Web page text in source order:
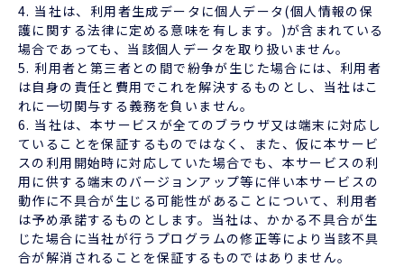
4. 当社は、利用者生成データに個人データ(個人情報の保
護に関する法律に定める意味を有します。)が含まれている
場合であっても、当該個人データを取り扱いません。
5. 利用者と第三者との間で紛争が生じた場合には、利用者
は自身の責任と費用でこれを解決するものとし、当社はこ
れに一切関与する義務を負いません。
6. 当社は、本サービスが全てのブラウザ又は端末に対応し
ていることを保証するものではなく、また、仮に本サービ
スの利用開始時に対応していた場合でも、本サービスの利
用に供する端末のバージョンアップ等に伴い本サービスの
動作に不具合が生じる可能性があることについて、利用者
は予め承諾するものとします。当社は、かかる不具合が生
じた場合に当社が行うプログラムの修正等により当該不具
合が解消されることを保証するものではありません。